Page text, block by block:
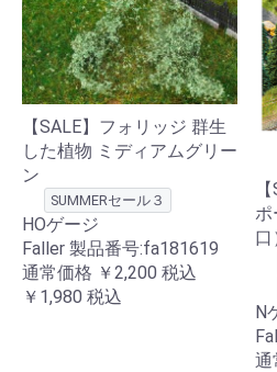
【SALE】フォリッジ 群生
した植物 ミディアムグリー
ン
SUMMERセール３
HOゲージ
Faller 製品番号:fa181619
通常価格 ￥2,200 税込
￥1,980 税込
ポ
口
N
通